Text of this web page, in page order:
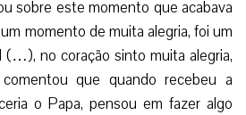
sobre este momento que acabava
momento de muita alegria, foi um
(…), no coração sinto muita alegria,
que quando recebeu a
o Papa, pensou em fazer algo